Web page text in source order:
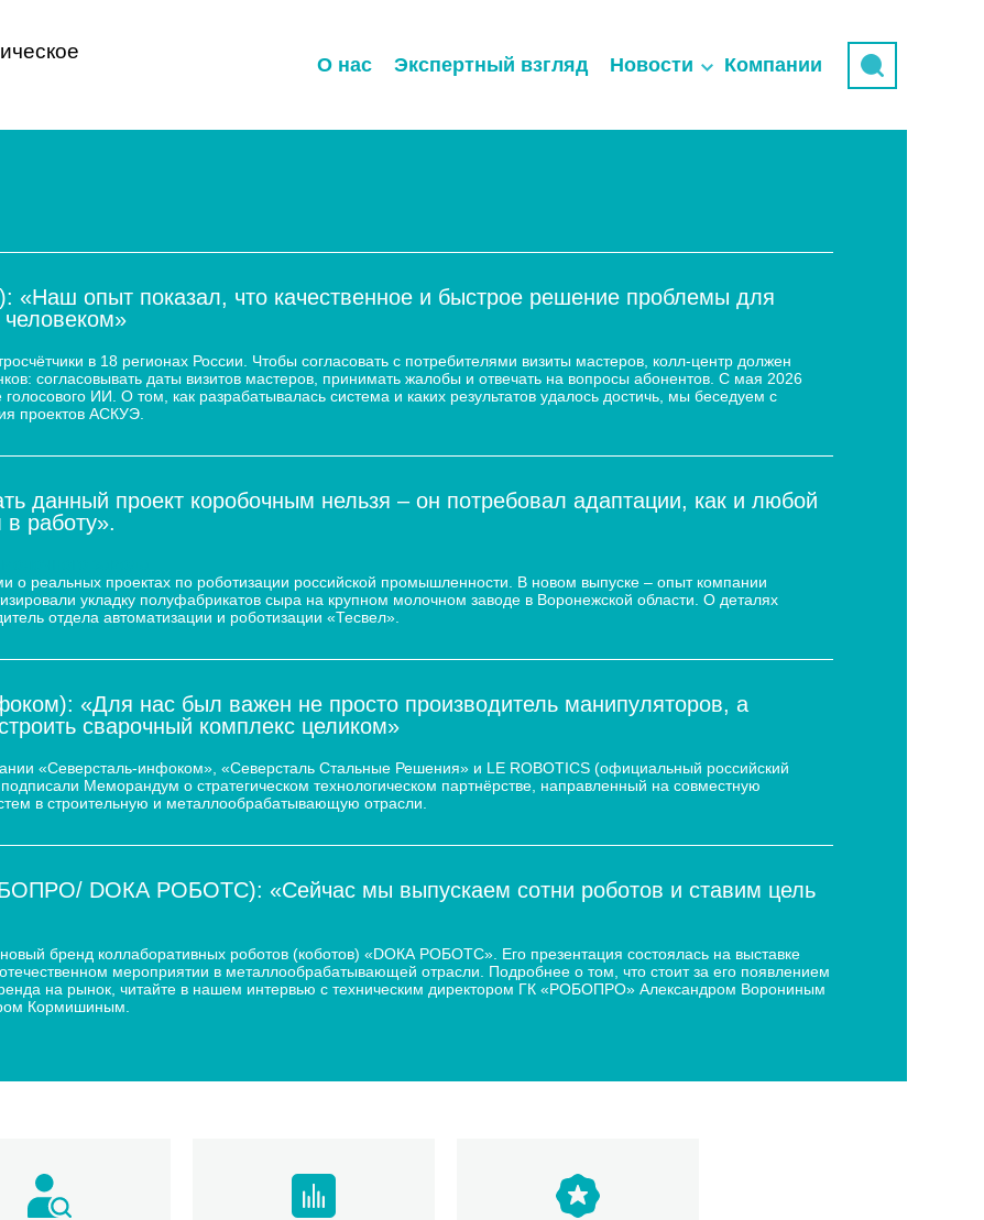
О нас Экспертный взгляд Новости Компании
«Наш опыт показал, что качественное и быстрое решение проблемы для
в 18 регионах России. Чтобы согласовать с потребителями визиты мастеров, колл-центр должен
согласовывать даты визитов мастеров, принимать жалобы и отвечать на вопросы абонентов. С мая 2026
ИИ. О том, как разрабатывалась система и каких результатов удалось достичь, мы беседуем с
проектов АСКУЭ.
данный проект коробочным нельзя – он потребовал адаптации, как и любой
работу».
о реальных проектах по роботизации российской промышленности. В новом выпуске – опыт компании
укладку полуфабрикатов сыра на крупном молочном заводе в Воронежской области. О деталях
отдела автоматизации и роботизации «Тесвел».
«Для нас был важен не просто производитель манипуляторов, а
сварочный комплекс целиком»
«Северсталь-инфоком», «Северсталь Стальные Решения» и LE ROBOTICS (официальный российский
Меморандум о стратегическом технологическом партнёрстве, направленный на совместную
в строительную и металлообрабатывающую отрасли.
DOКА РОБОТС): «Сейчас мы выпускаем сотни роботов и ставим цель
бренд коллаборативных роботов (коботов) «DОКА РОБОТС». Его презентация состоялась на выставке
мероприятии в металлообрабатывающей отрасли. Подробнее о том, что стоит за его появлением
на рынок, читайте в нашем интервью с техническим директором ГК «РОБОПРО» Александром Ворониным
Кормишиным.